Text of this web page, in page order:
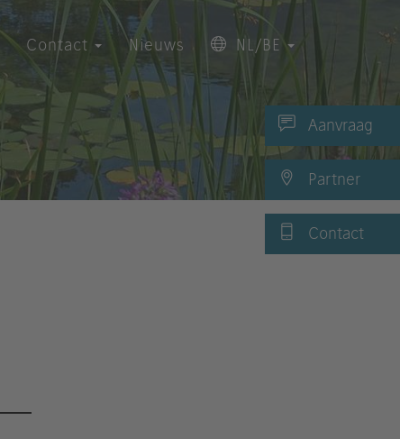
Aanvraag
Partner
Contact
Contact Nieuws NL/BE